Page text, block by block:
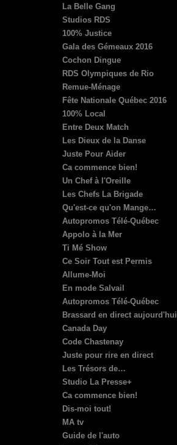
La Belle Gang
Studios RDS
100% Justice
Gala des Gémeaux 2016
Cochon Dingue
RDS Olympiques de Rio
Remue-Ménage
Fête Nationale Québec 2016
100% Local
Entre Deux Match
Les Dieux de la Danse
Juste Pour Aider
Ca commence bien!
Un Chef à l'Oreille
Les Chefs La Brigade
Qu'est-ce qu'on Mange…
Autopromos Télé-Québec
Appolo à la Mer
Ti Mé Show
Ce Soir Tout est Permis
Allume-Moi
En mode Salvail
Autopromos Télé-Québec
Brassard en direct aujourd'hui
Canada Day
Code Chastenay
Juste pour rire en direct
Les Trésors de…
Studio La Presse+
Ca commence bien!
Dis-moi tout!
MA tv
Guide de l'auto